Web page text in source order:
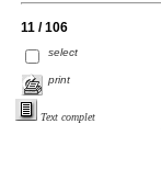
11 / 106
select
print
Text complet